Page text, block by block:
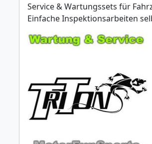
Service & Wartungssets für
Einfache Inspektionsarbeiten